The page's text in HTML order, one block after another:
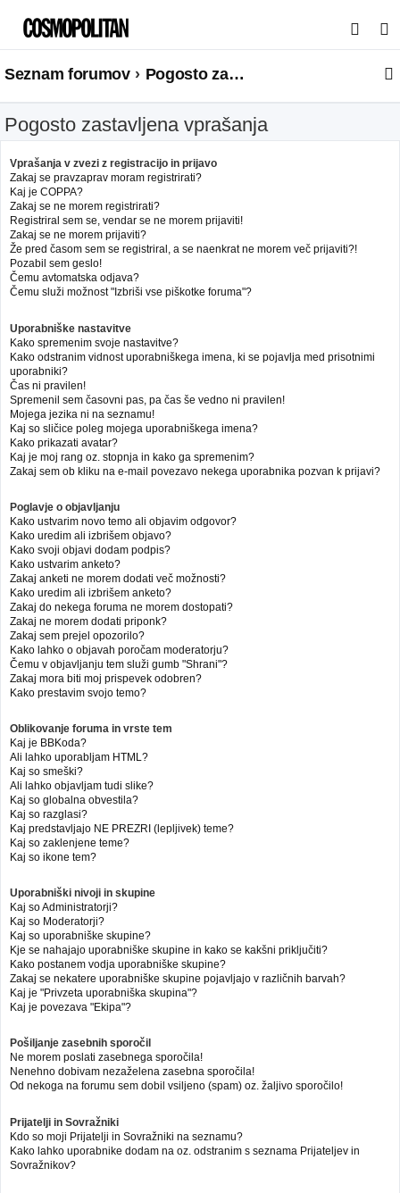
s
a
Seznam forumov Pogosto zastavljena vprašanja
Pogosto zastavljena vprašanja
Vprašanja v zvezi z registracijo in prijavo
Zakaj se pravzaprav moram registrirati?
Kaj je COPPA?
Zakaj se ne morem registrirati?
Registriral sem se, vendar se ne morem prijaviti!
Zakaj se ne morem prijaviti?
Že pred časom sem se registriral, a se naenkrat ne morem več prijaviti?!
Pozabil sem geslo!
Čemu avtomatska odjava?
Čemu služi možnost "Izbriši vse piškotke foruma"?
Uporabniške nastavitve
Kako spremenim svoje nastavitve?
Kako odstranim vidnost uporabniškega imena, ki se pojavlja med prisotnimi
uporabniki?
Čas ni pravilen!
Spremenil sem časovni pas, pa čas še vedno ni pravilen!
Mojega jezika ni na seznamu!
Kaj so sličice poleg mojega uporabniškega imena?
Kako prikazati avatar?
Kaj je moj rang oz. stopnja in kako ga spremenim?
Zakaj sem ob kliku na e-mail povezavo nekega uporabnika pozvan k prijavi?
Poglavje o objavljanju
Kako ustvarim novo temo ali objavim odgovor?
Kako uredim ali izbrišem objavo?
Kako svoji objavi dodam podpis?
Kako ustvarim anketo?
Zakaj anketi ne morem dodati več možnosti?
Kako uredim ali izbrišem anketo?
Zakaj do nekega foruma ne morem dostopati?
Zakaj ne morem dodati priponk?
Zakaj sem prejel opozorilo?
Kako lahko o objavah poročam moderatorju?
Čemu v objavljanju tem služi gumb "Shrani"?
Zakaj mora biti moj prispevek odobren?
Kako prestavim svojo temo?
Oblikovanje foruma in vrste tem
Kaj je BBKoda?
Ali lahko uporabljam HTML?
Kaj so smeški?
Ali lahko objavljam tudi slike?
Kaj so globalna obvestila?
Kaj so razglasi?
Kaj predstavljajo NE PREZRI (lepljivek) teme?
Kaj so zaklenjene teme?
Kaj so ikone tem?
Uporabniški nivoji in skupine
Kaj so Administratorji?
Kaj so Moderatorji?
Kaj so uporabniške skupine?
Kje se nahajajo uporabniške skupine in kako se kakšni priključiti?
Kako postanem vodja uporabniške skupine?
Zakaj se nekatere uporabniške skupine pojavljajo v različnih barvah?
Kaj je "Privzeta uporabniška skupina"?
Kaj je povezava "Ekipa"?
Pošiljanje zasebnih sporočil
Ne morem poslati zasebnega sporočila!
Nenehno dobivam nezaželena zasebna sporočila!
Od nekoga na forumu sem dobil vsiljeno (spam) oz. žaljivo sporočilo!
Prijatelji in Sovražniki
Kdo so moji Prijatelji in Sovražniki na seznamu?
Kako lahko uporabnike dodam na oz. odstranim s seznama Prijateljev in
Sovražnikov?